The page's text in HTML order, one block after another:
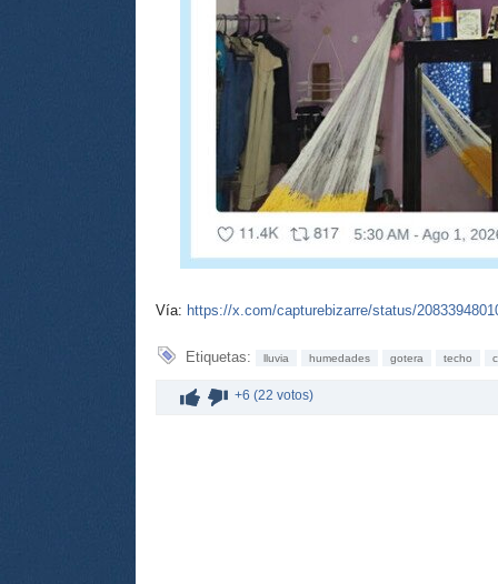
Vía: https://x.com/capturebizarre/status/
Etiquetas: lluvia humedades gotera techo
+6 (22 votos)